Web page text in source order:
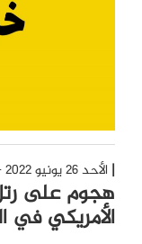
الأحد 26 يونيو 2022 - 12:48
هجوم على
الأمريكي في